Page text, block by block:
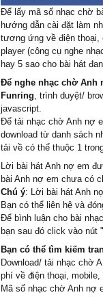
Để lấy mã số nhạc chờ
hướng dẫn cài đặt làm
tương ứng về điện
player (công cụ nghe
hay 5 sao cho bài hát
Để nghe nhạc chờ Anh
Funring, trình duyệt/
javascript.
Để tải nhạc chờ Anh nợ
download từ danh sách
tải về có thể thuộc 1
Lời bài hát Anh nợ em
bài Anh nợ em chưa có
Chú ý: Lời bài hát Anh
Bạn có thể liên hệ và
Để bình luận cho bài
bạn sau đó click vào nút
Bạn có thể tìm kiếm
Download/ tải nhạc chờ
phí về điện thoại,
Mã số nhạc chờ Anh nợ